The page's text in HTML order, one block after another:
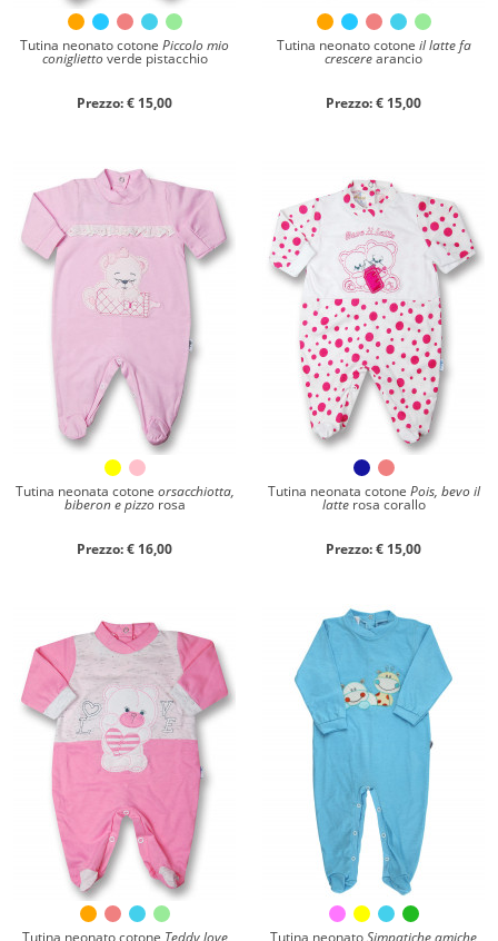
Tutina neonato cotone Piccolo mio
conigliettoverde pistacchio
Prezzo: € 15,00
Tutina neonato cotone il latte fa
crescerearancio
Prezzo: € 15,00
Tutina neonata cotone orsacchiotta,
biberon e pizzorosa
Prezzo: € 16,00
Tutina neonata cotone Pois, bevo il
latterosa corallo
Prezzo: € 15,00
Tutina neonato cotone Teddy love Tutina neonatoSimpatiche amiche